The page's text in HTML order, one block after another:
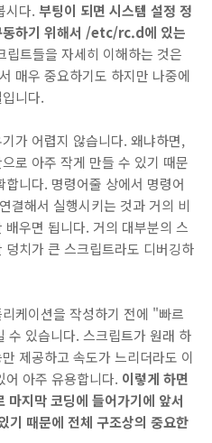
시다. 부팅이 되면 시스템 설정 정
동하기 위해서 /etc/rc.d에 있는
립트들을 자세히 이해하는 것은
매우 중요하기도 하지만 나중에
니다.
가 어렵지 않습니다. 왜냐하면,
로 아주 작게 만들 수 있기 때문
니다. 명령어줄 상에서 명령어
결해서 실행시키는 것과 거의 비
우면 됩니다. 거의 대부분의 스
치가 큰 스크립트라도 디버깅하
케이션을 작성하기 전에 "빠르
수 있습니다. 스크립트가 원래 하
제공하고 속도가 느리더라도 이
어 아주 유용합니다. 이렇게 하면
지막 코딩에 들어가기에 앞서
기 때문에 전체 구조상의 중요한